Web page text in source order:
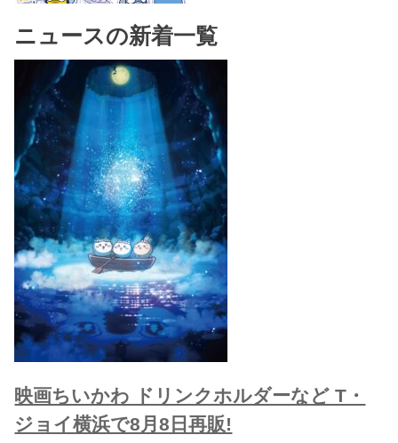
ニュースの新着一覧
映画ちいかわ ドリンクホルダーなど T・
ジョイ横浜で8月8日再販!